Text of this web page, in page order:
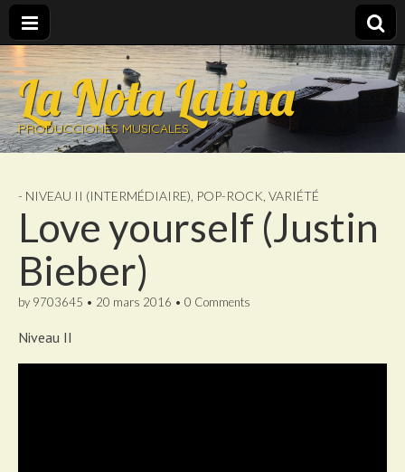
La Nota Latina
PRODUCCIONES MUSICALES
- NIVEAU II (INTERMÉDIAIRE) POP-ROCK VARIÉTÉ
Love yourself (Justin
Bieber)
by 9703645 • 20 mars 2016 • 0 Comments
Niveau II